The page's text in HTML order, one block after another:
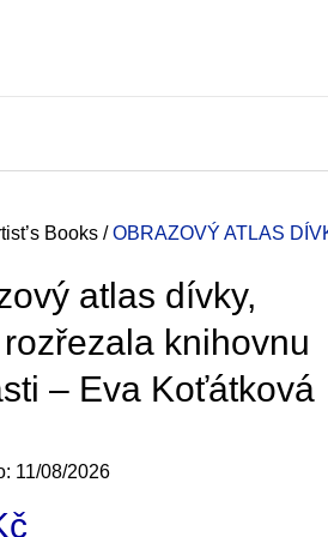
Books / OBRAZOVÝ ATLAS
atlas dívky,
knihovnu
– Eva Koťátková
11/08/2026